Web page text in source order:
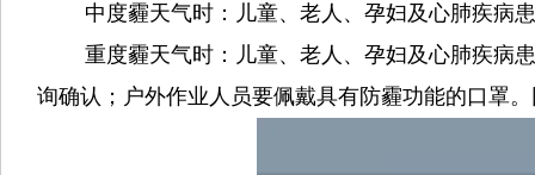
中度霾天气时： 儿童、老人、孕妇及心肺疾病
重度霾天气时： 儿童、老人、孕妇及心肺疾病
询确认；户外作业人员要佩戴具有防霾功能的口罩